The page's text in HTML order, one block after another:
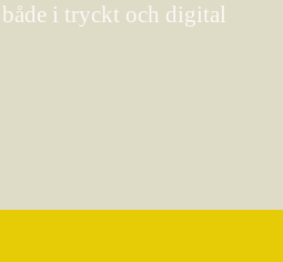
i tryckt och digital